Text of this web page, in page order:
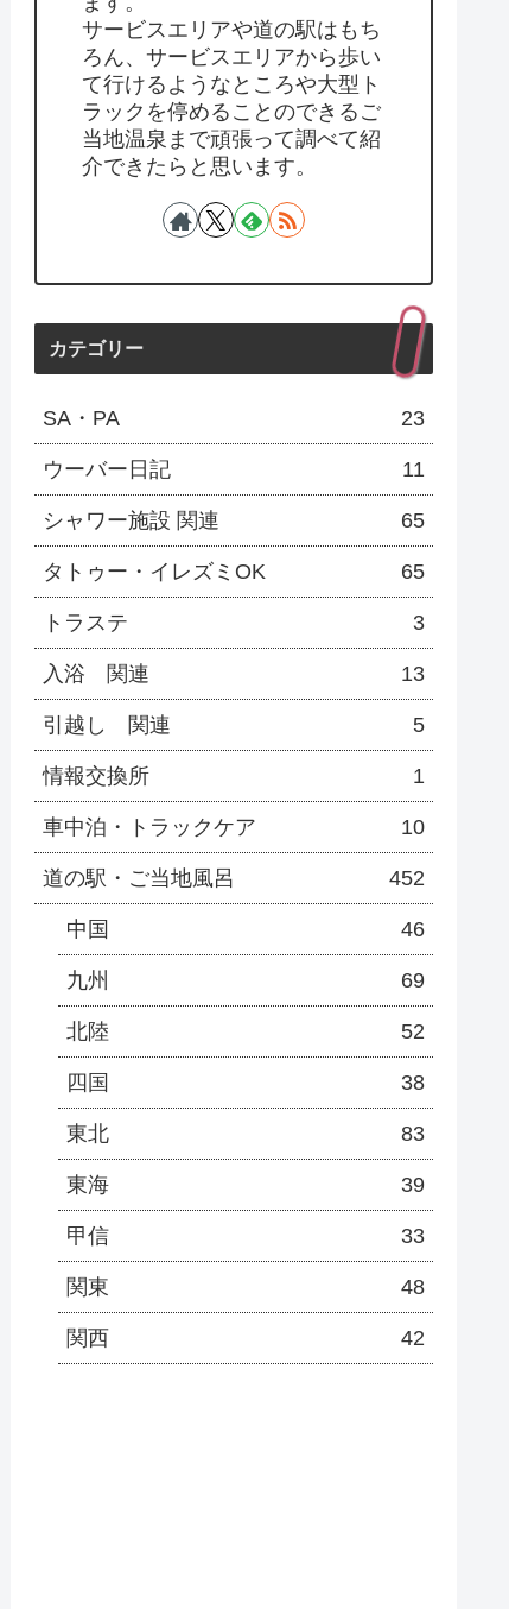
サービスエリアや道の駅はもち
ろん、サービスエリアから歩い
て行けるようなところや大型ト
ラックを停めることのできるご
当地温泉まで頑張って調べて紹
介できたらと思います。
カテゴリー
SA・PA 23
ウーバー日記 11
シャワー施設 関連 65
タトゥー・イレズミOK 65
トラステ 3
入浴 関連 13
引越し 関連 5
情報交換所 1
車中泊・トラックケア 10
道の駅・ご当地風呂 452
中国 46
九州 69
北陸 52
四国 38
東北 83
東海 39
甲信 33
関東 48
関西 42